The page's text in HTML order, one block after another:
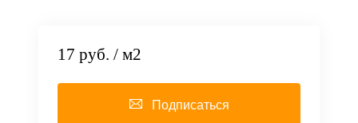
17 руб. / м2
Подписаться